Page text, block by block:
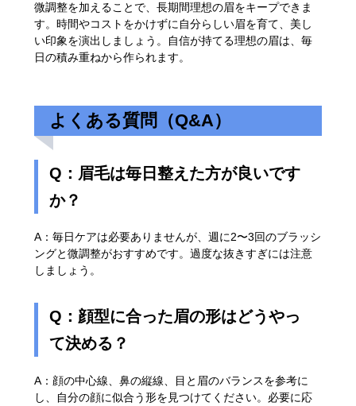
微調整を加えることで、長期間理想の眉をキープできま
す。時間やコストをかけずに自分らしい眉を育て、美し
い印象を演出しましょう。自信が持てる理想の眉は、毎
日の積み重ねから作られます。
よくある質問（Q&A）
Q：眉毛は毎日整えた方が良いです
か？
A：毎日ケアは必要ありませんが、週に2〜3回のブラッシ
ングと微調整がおすすめです。過度な抜きすぎには注意
しましょう。
Q：顔型に合った眉の形はどうやっ
て決める？
A：顔の中心線、鼻の縦線、目と眉のバランスを参考に
し、自分の顔に似合う形を見つけてください。必要に応